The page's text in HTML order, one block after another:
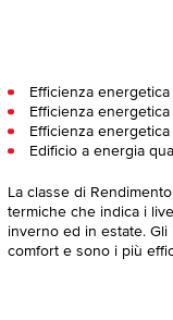
Efficienza
Efficienza energetica
Efficienza
Edificio a energia
La classe di
termiche che indica i
inverno ed in estate.
comfort e sono i più